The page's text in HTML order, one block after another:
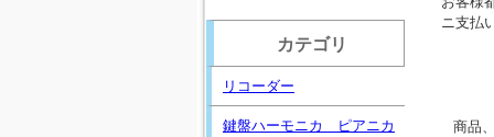
ニ支払
商品
カテゴリ
リコーダー
鍵盤ハーモニカ ピアニカ